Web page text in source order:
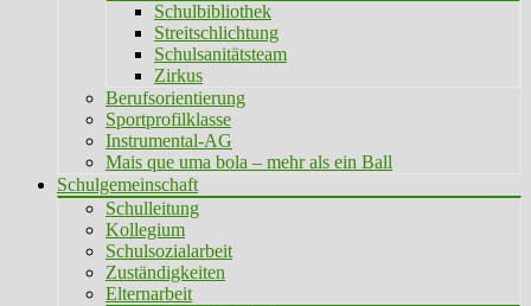
Schulbibliothek
Streitschlichtung
Schulsanitätsteam
Zirkus
Berufsorientierung
Sportprofilklasse
Instrumental-AG
Mais que uma bola – mehr als ein Ball
Schulgemeinschaft
Schulleitung
Kollegium
Schulsozialarbeit
Zuständigkeiten
Elternarbeit